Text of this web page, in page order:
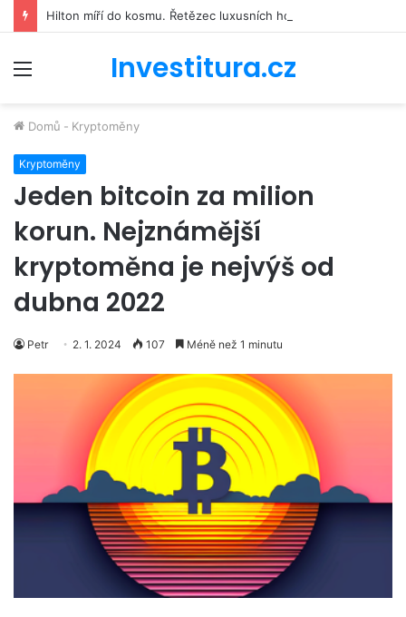
Investitura.cz
Domů - Kryptoměny
Kryptoměny
Jeden bitcoin za milion
korun. Nejznámější
kryptoměna je nejvýš od
dubna 2022
Petr 2. 1. 2024 107 Méně než 1 minutu